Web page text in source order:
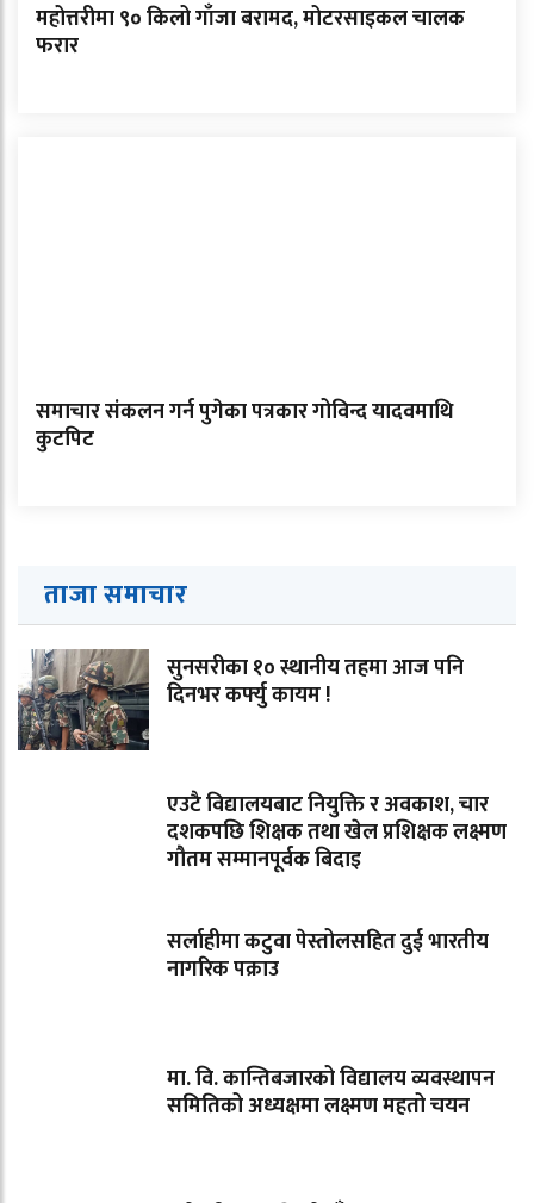
महोत्तरीमा ९० किलो गाँजा बरामद, मोटरसाइकल चालक
फरार
समाचार संकलन गर्न पुगेका पत्रकार गोविन्द यादवमाथि
कुटपिट
ताजा समाचार
सुनसरीका १० स्थानीय तहमा आज पनि
दिनभर कर्फ्यु कायम !
एउटै विद्यालयबाट नियुक्ति र अवकाश, चार
दशकपछि शिक्षक तथा खेल प्रशिक्षक लक्ष्मण
गौतम सम्मानपूर्वक बिदाइ
सर्लाहीमा कटुवा पेस्तोलसहित दुई भारतीय
नागरिक पक्राउ
मा. वि. कान्तिबजारको विद्यालय व्यवस्थापन
समितिको अध्यक्षमा लक्ष्मण महतो चयन